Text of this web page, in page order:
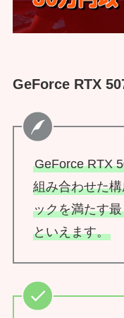
GeForce RTX
GeForce RTX
組み合わせた
ックを満たす
といえます。